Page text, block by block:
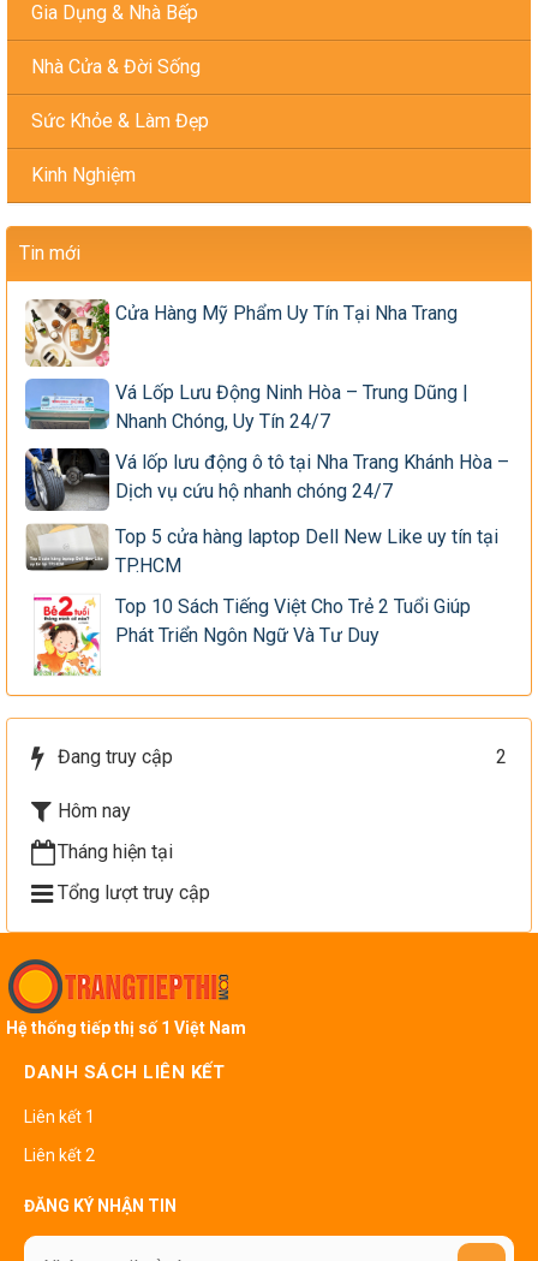
Gia Dụng & Nhà Bếp
Nhà Cửa & Đời Sống
Sức Khỏe & Làm Đẹp
Kinh Nghiệm
Tin mới
Cửa Hàng Mỹ Phẩm Uy Tín Tại Nha Trang
Vá Lốp Lưu Động Ninh Hòa – Trung Dũng |
Nhanh Chóng, Uy Tín 24/7
Vá lốp lưu động ô tô tại Nha Trang Khánh Hòa –
Dịch vụ cứu hộ nhanh chóng 24/7
Top 5 cửa hàng laptop Dell New Like uy tín tại
TP.HCM
Top 10 Sách Tiếng Việt Cho Trẻ 2 Tuổi Giúp
Phát Triển Ngôn Ngữ Và Tư Duy
Đang truy cập 2
Hôm nay
Tháng hiện tại
Tổng lượt truy cập
Hệ thống tiếp thị số 1 Việt Nam
DANH SÁCH LIÊN KẾT
Liên kết 1
Liên kết 2
ĐĂNG KÝ NHẬN TIN